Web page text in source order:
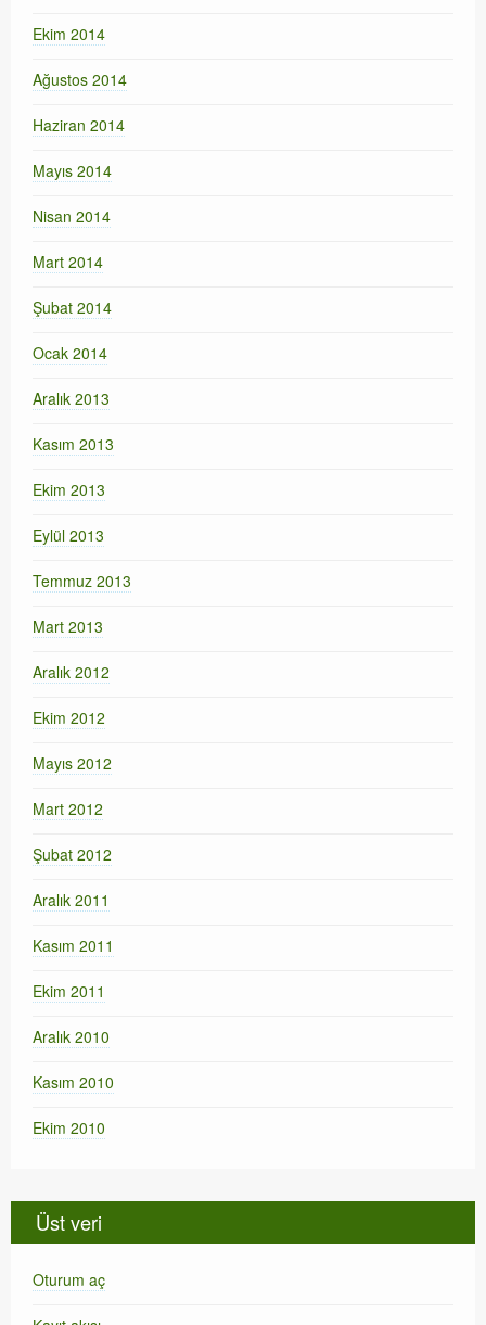
Ekim 2014
Ağustos 2014
Haziran 2014
Mayıs 2014
Nisan 2014
Mart 2014
Şubat 2014
Ocak 2014
Aralık 2013
Kasım 2013
Ekim 2013
Eylül 2013
Temmuz 2013
Mart 2013
Aralık 2012
Ekim 2012
Mayıs 2012
Mart 2012
Şubat 2012
Aralık 2011
Kasım 2011
Ekim 2011
Aralık 2010
Kasım 2010
Ekim 2010
Üst veri
Oturum aç